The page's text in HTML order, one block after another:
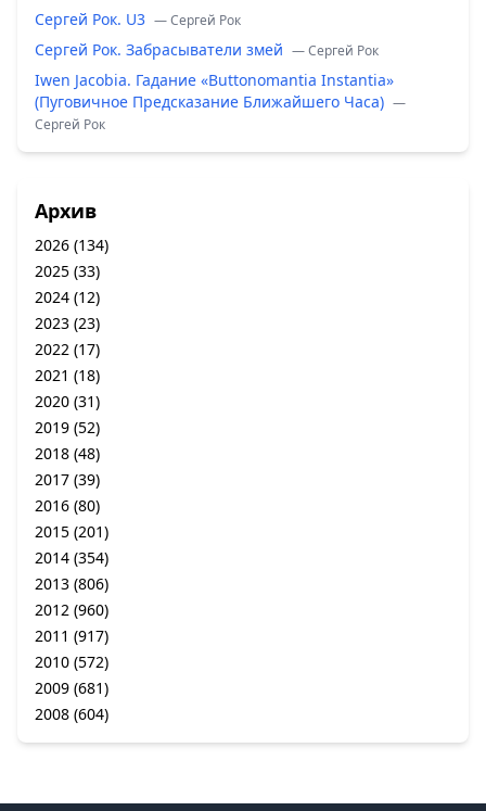
Сергей Рок. U3 — Сергей Рок
Сергей Рок. Забрасыватели змей — Сергей Рок
Iwen Jacobia. Гадание «Buttonomantia Instantia»
(Пуговичное Предсказание Ближайшего Часа) —
Сергей Рок
Архив
2026 (134)
2025 (33)
2024 (12)
2023 (23)
2022 (17)
2021 (18)
2020 (31)
2019 (52)
2018 (48)
2017 (39)
2016 (80)
2015 (201)
2014 (354)
2013 (806)
2012 (960)
2011 (917)
2010 (572)
2009 (681)
2008 (604)